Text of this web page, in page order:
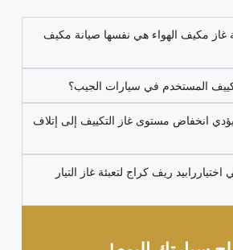
غاز مكيف الهواء هي نفسها صيانة مكيف
انخفاض مستوى غاز التكييف إلى إتلاف
اختياررابيد ريف كراج لتعبئة غاز التيار